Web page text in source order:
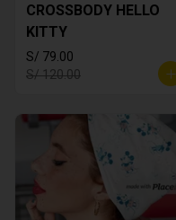
CROSSBODY HELLO
KITTY
S/ 79.00
S/ 120.00